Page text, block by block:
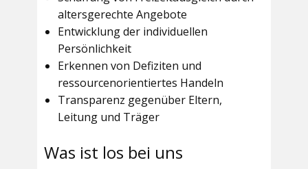
altersgerechte Angebote
Entwicklung der individuellen
Persönlichkeit
Erkennen von Defiziten und
ressourcenorientiertes Handeln
Transparenz gegenüber Eltern,
Leitung und Träger
Was ist los bei uns